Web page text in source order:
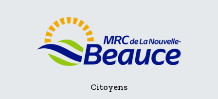
Citoyens